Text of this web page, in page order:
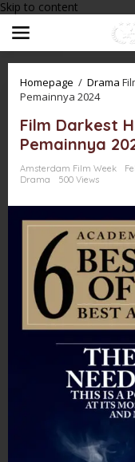
Skip to content
Homepage / Drama
Pemainnya 2024
Film Darkest
Pemainnya
Amsterdam Film Week
Drama
500 Views